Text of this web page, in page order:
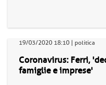
19/03/2020 18:10 | politica
Coronavirus: Ferri,
famiglie e imprese'